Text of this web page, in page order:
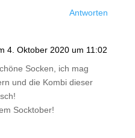
Antworten
4. Oktober 2020 um 11:02
Socken, ich mag
und die Kombi dieser
Socktober!